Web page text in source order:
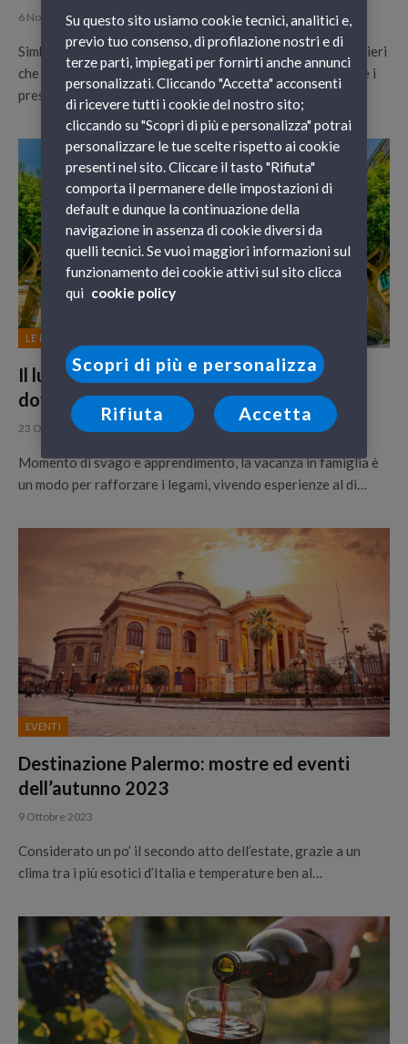
6 Novembre 2023
Simbolo della tradizione locale e vetrina degli antichi mestieri
che ne sono parte, in coincidenza dell’imminenza del Natale i
presepi…
LE NOSTRE DESTINAZIONI
Il lungo weekend dell’Immacolata 2023:
dove andare in Italia con i bambini
23 Ottobre 2023
Momento di svago e apprendimento, la vacanza in famiglia è
un modo per rafforzare i legami, vivendo esperienze al di…
EVENTI
Destinazione Palermo: mostre ed eventi
dell’autunno 2023
9 Ottobre 2023
Considerato un po’ il secondo atto dell’estate, grazie a un
clima tra i più esotici d’Italia e temperature ben al…
Su questo sito usiamo cookie tecnici, analitici e,
previo tuo consenso, di profilazione nostri e di
terze parti, impiegati per fornirti anche annunci
personalizzati. Cliccando "Accetta" acconsenti
di ricevere tutti i cookie del nostro sito;
cliccando su "Scopri di più e personalizza" potrai
personalizzare le tue scelte rispetto ai cookie
presenti nel sito. Cliccare il tasto "Rifiuta"
comporta il permanere delle impostazioni di
default e dunque la continuazione della
navigazione in assenza di cookie diversi da
quelli tecnici. Se vuoi maggiori informazioni sul
funzionamento dei cookie attivi sul sito clicca
qui cookie policy
Scopri di più e personalizza
Rifiuta Accetta